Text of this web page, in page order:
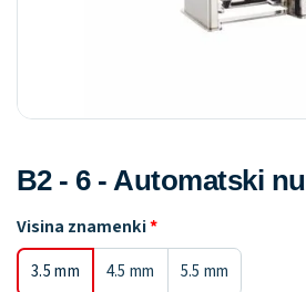
B2 - 6 - Automatski
Visina znamenki
3.5 mm 4.5 mm 5.5 mm